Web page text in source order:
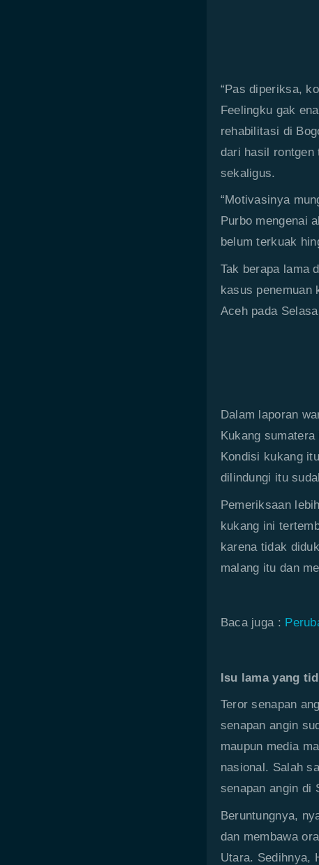
“Pas diperiksa,
Feelingku gak
rehabilitasi di
dari hasil rontgen
sekaligus.
“Motivasinya
Purbo mengenai
belum terkuak
Tak berapa lama
kasus penemuan
Aceh pada
Dalam laporan
Kukang
Kondisi kukang
dilindungi itu
Pemeriksaan
kukang ini
karena tidak
malang itu dan
Baca juga :
Isu lama yang
Teror senapan
senapan angin
maupun media
nasional. Salah
senapan angin di
Beruntungnya,
dan membawa
Utara. Sedihnya,